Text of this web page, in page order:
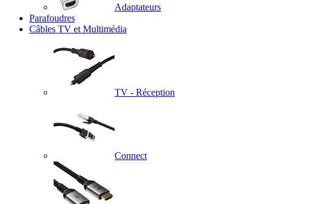
Adaptateurs
Parafoudres
Câbles TV et Multimédia
TV - Réception
Connect